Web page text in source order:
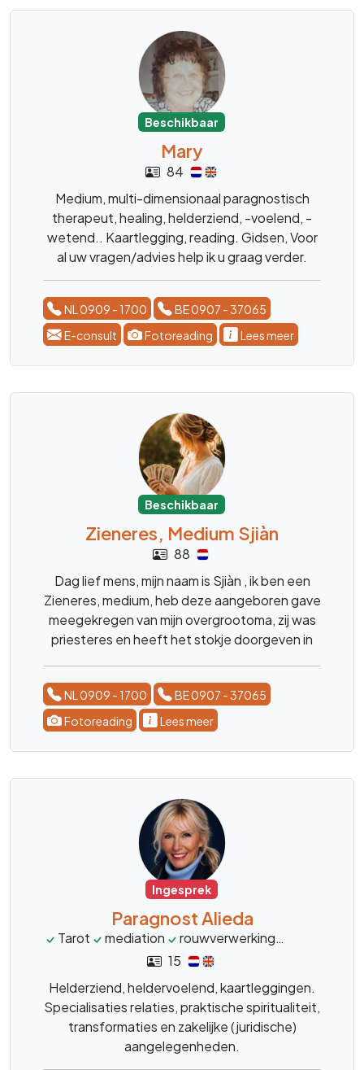
Beschikbaar
Mary
84
Medium, multi-dimensionaal paragnostisch
therapeut, healing, helderziend, -voelend, -
wetend.. Kaartlegging, reading. Gidsen, Voor
al uw vragen/advies help ik u graag verder.
NL 0909 - 1700
BE 0907 - 37065
E-consult
Fotoreading Lees meer
Beschikbaar
Zieneres, Medium Sjiàn
88
Dag lief mens, mijn naam is Sjiàn , ik ben een
Zieneres, medium, heb deze aangeboren gave
meegekregen van mijn overgrootoma, zij was
priesteres en heeft het stokje doorgeven in
mogen begeleiden bij hun processen , reis in
het leven. Geen vraag is mij te gek, ik kom snel
tot de kern daar waar ik moet zijn, met sterke
tijdsaanduidingen. Ik doe het met alle liefde en
bezorgdheid zodat u snel weer verder kan.
NL 0909 - 1700
BE 0907 - 37065
Fotoreading
Lees meer
Ingesprek
Paragnost Alieda
Tarot mediation rouwverwerking
15
Helderziend, heldervoelend, kaartleggingen.
Specialisaties relaties, praktische spiritualiteit,
transformaties en zakelijke (juridische)
aangelegenheden.